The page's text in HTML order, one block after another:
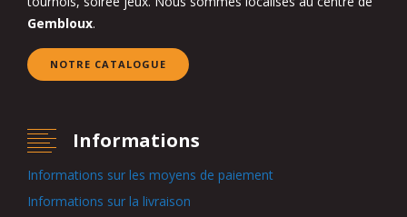
Gembloux.
NOTRE CATALOGUE
Informations
Informations sur les moyens de paiement
Informations sur la livraison